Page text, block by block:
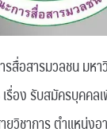
อสารมวลชน มหา
อง รับสมัครบุคคล
วิชาการ ตำแหน่งอ